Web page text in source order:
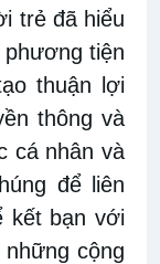
trẻ đã hiểu
tiện
thuận lợi
thông và
cá nhân và
để liên
kết bạn với
cộng